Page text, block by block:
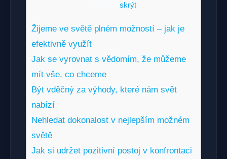
skrýt]
Žijeme ve světě plném možností – jak je
efektivně využít
Jak se vyrovnat s vědomím, že můžeme
mít vše, co chceme
Být vděčný za výhody, které nám svět
nabízí
Nehledat dokonalost v nejlepším možném
světě
Jak si udržet pozitivní postoj v konfrontaci